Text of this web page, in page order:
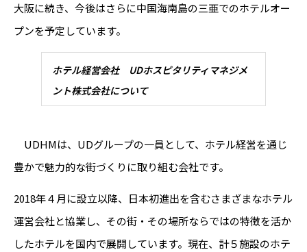
大阪に続き、今後はさらに中国海南島の三亜でのホテルオー
プンを予定しています。
ホテル経営会社 UDホスピタリティマネジメ
ント株式会社について
UDHMは、UDグループの一員として、ホテル経営を通じ
豊かで魅力的な街づくりに取り組む会社です。
2018年４月に設立以降、日本初進出を含むさまざまなホテル
運営会社と協業し、その街・その場所ならではの特徴を活か
したホテルを国内で展開しています。現在、計５施設のホテ